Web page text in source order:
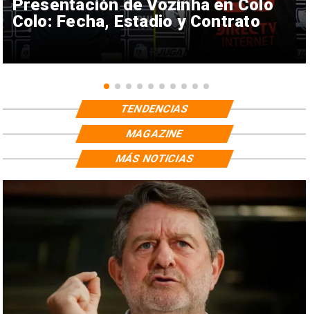
Presentación de Vozinha en Colo
Colo: Fecha, Estadio y Contrato
TENDENCIAS
MAGAZINE
MÁS NOTICIAS